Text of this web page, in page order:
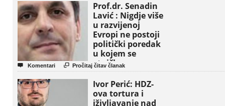
Prof.dr. Senadin
Lavić : Nigdje više
u razvijenoj
Evropi ne postoji
politički poredak
u kojem se
etničke grupe
pojavljuju kao
osnovne političke
jedinice
 Komentari  Pročitaj čitav članak
Ivor Perić: HDZ-
ova tortura i
iživljavanje nad